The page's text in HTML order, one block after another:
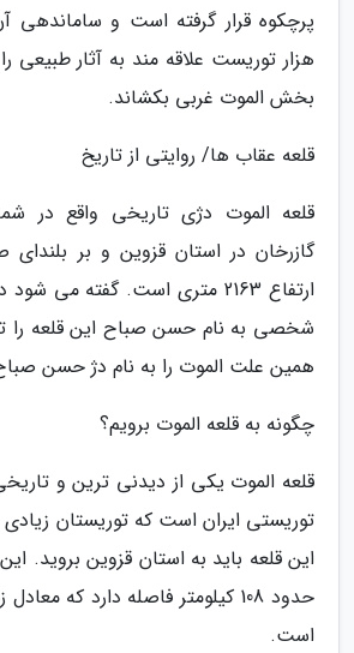
پرچکوه قرار گرفته است و ساماندهی
هزار توریست علاقه مند به آثار طبیعی
بخش الموت غربی بکشاند.
قلعه عقاب ها/ روایتی از تاریخ
قلعه الموت دژی تاریخی واقع در
گازرخان در استان قزوین و بر
شخصی به نام حسن صباح این قلعه را
همین علت الموت را به نام دژ حسن
چگونه به قلعه الموت برویم؟
قلعه الموت یکی از دیدنی ترین و
توریستی ایران است که توریستان زیادی
این قلعه باید به استان قزوین بروید.
است.